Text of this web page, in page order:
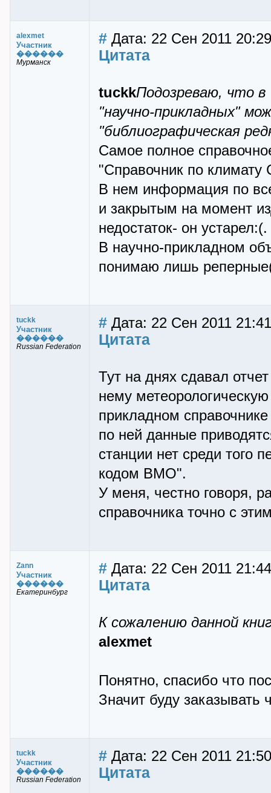
alexmet
Участник
������
Мурманск
# Дата: 22 Сен 2011 20:29
Цитата
tuckkПодозреваю, что в
"научно-прикладных"
"библиографическая
Самое полное
"Справочник по
В нем информация по
и закрытым на момент
недостаток- он устарел:(.
В научно-прикладном
понимаю лишь
tuckk
Участник
������
Russian Federation
# Дата: 22 Сен 2011 21:41
Цитата
Тут на днях сдавал
нему
прикладном
по ней данные
станции нет среди того
кодом ВМО".
У меня, честно говоря,
справочника точно с
Zann
Участник
������
Екатеринбург
# Дата: 22 Сен 2011 21:44
Цитата
К сожалению данной
alexmet
Понятно, спасибо что
Значит буду заказывать
tuckk
Участник
������
Russian Federation
# Дата: 22 Сен 2011 21:50
Цитата